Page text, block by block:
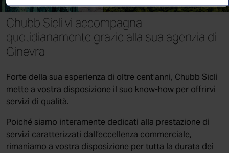
Canada
Chubb Sicli vi accompagna
quotidianamente grazie alla sua agenzia di
Ginevra
Forte della sua esperienza di oltre cent’anni, Chubb Sicli
mette a vostra disposizione il suo know-how per offrirvi
servizi di qualità.
Poiché siamo interamente dedicati alla prestazione di
servizi caratterizzati dall’eccellenza commerciale,
rimaniamo a vostra disposizione per tutta la durata dei